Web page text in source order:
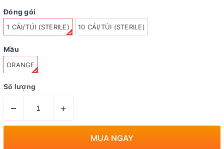
Đóng gói
1 CÁI/TÚI (STERILE) 10 CÁI/TÚI (STERILE)
Mầu
ORANGE
Số lượng
– +
MUA NGAY